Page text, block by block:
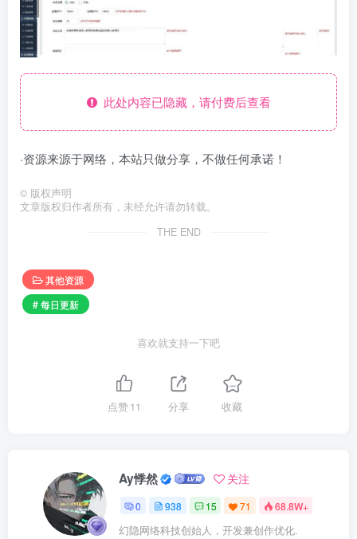
此处内容已隐藏，请付费后查看
·资源来源于网络，本站只做分享，不做任何承诺！
© 版权声明
文章版权归作者所有，未经允许请勿转载。
THE END
其他资源
# 每日更新
喜欢就支持一下吧
点赞11 分享 收藏
Ay悸然 关注
0 938 15 71 68.8W+
幻隐网络科技创始人，开发兼创作优化.